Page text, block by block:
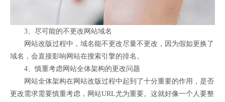
3、尽可能的不更改网站域名
网站改版过程中，域名能不更改尽量不更改，因为假如更换了
域名，会直接影响网站在搜索引擎的排名。
4、慎重考虑网站全体架构的更改问题
网站全体架构在网站改版过程中起到了十分重要的作用，是否
更改需求需要慎重考虑，网站URL尤为重要。这就好像一个人要整